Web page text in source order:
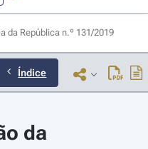
da República n.º 131/2019
Índice
da